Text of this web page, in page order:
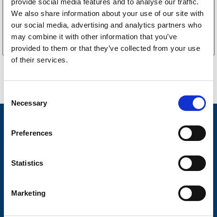
provide social media features and to analyse our traffic.
We also share information about your use of our site with
our social media, advertising and analytics partners who
may combine it with other information that you’ve
provided to them or that they’ve collected from your use
of their services.
o
Necessary
Preferences
Statistics
Marketing
Köp online
Släpvagnsservice
Frågor & Svar
Butikskoncept